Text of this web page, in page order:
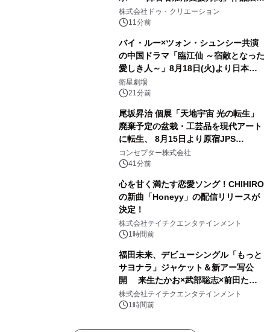
会を 東京・愛知で開催
株式会社ドゥ・クリエーション
11分前
バイ・ルー×ツォン・シュンシー共演
の中国ドラマ「臨江仙 ～宿敵となった
愛しき人～」8月18日(火)より日本初
放送！YouTubeにて8月11日(火)より
第1話期間限定公開！CS衛星劇場
衛星劇場
21分前
尾坂昇治 個展「天地宇宙 光の転生」
廃棄予定の盆栽・工芸品を現代アート
に転生、 8月15日より原宿JPS
Galleryにて約30点を展示
コンセプター株式会社
41分前
心を甘く満たす恋愛ソング！CHIHIRO
の新曲「Honeyy」の配信リリースが
決定！
株式会社テイチクエンタテインメント
1時間前
福田未来、デビューシングル「もっと
サヨナラ」ジャケット＆新アー写公
開 来生たかお×武部聡志×前田たか
ひろの豪華タッグ
株式会社テイチクエンタテインメント
1時間前